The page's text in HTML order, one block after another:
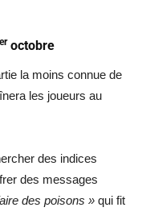
eroctobre
la moins connue de
les joueurs au
des indices
des messages
des poisons » qui fit